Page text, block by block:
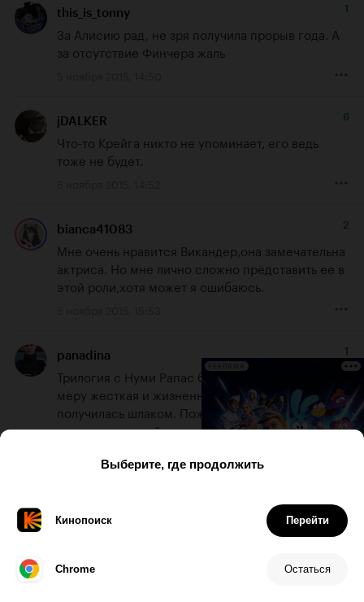
this_is_tonny 1
За Алисию рад, не зря получила прорыв года. А
за отсутствие Финчера жаль
jDALKER 6
Что-то Крейга никто не упоминает, его ведь
тоже не будет.
bianca41083 2
Мне очень нравится Викандер,она замечательна
актриса. Но мне лично сложно представить ее в
этой роли,хотя может я ошибаюсь.
panadina 1
Трилогия с Нуми Рапас была очень даже норм - в
меру жесткая и жизненная. Голливудская версия
получилась шлаком. Поживём-увидим, что
сделают в третий раз.
Мне кажется,или главная проблема этой серии в
том,что последующие сиквелы первой книги на
постараться,чтобы сделать из этого хороший